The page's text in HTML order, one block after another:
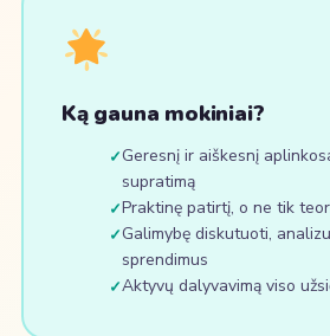
Ką gauna mokiniai?
Geresnį ir aiškesnį
supratimą
Praktinę patirtį, o ne tik
Galimybę diskutuoti,
sprendimus
Aktyvų dalyvavimą viso